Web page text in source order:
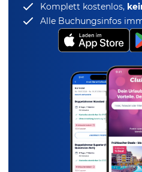
Komplett kostenlos,
Alle Buchungsinfos